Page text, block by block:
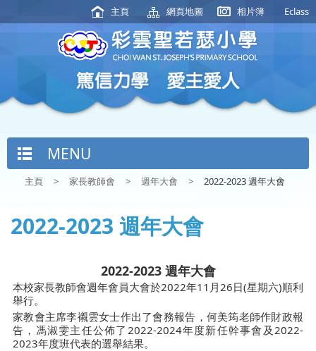
主頁 網頁地圖 相片簿 Eclass
MENU
主頁 > 家長教師會 > 週年大會 > 2022-2023 週年大會
2022-2023 週年大會
2022-2023 週年大會
本校家長教師會週年會員大會於2022年11月26日(星期六)順利
舉行。
家教會主席李襯雲女士作出了會務報告，何美筠老師作財政報
告，馮淑雯主任公佈了2022-2024年度新任幹事會及2022-
2023年度班代表的選舉結果。